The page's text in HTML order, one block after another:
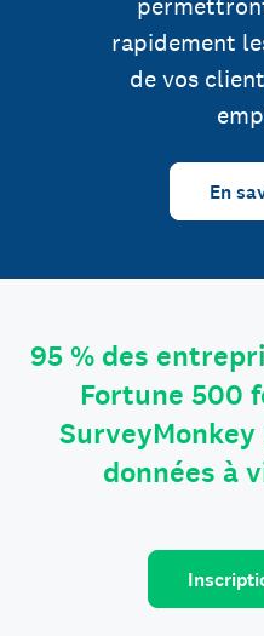
rapidement
de vos
En
95 % des
Fortune 500
données à